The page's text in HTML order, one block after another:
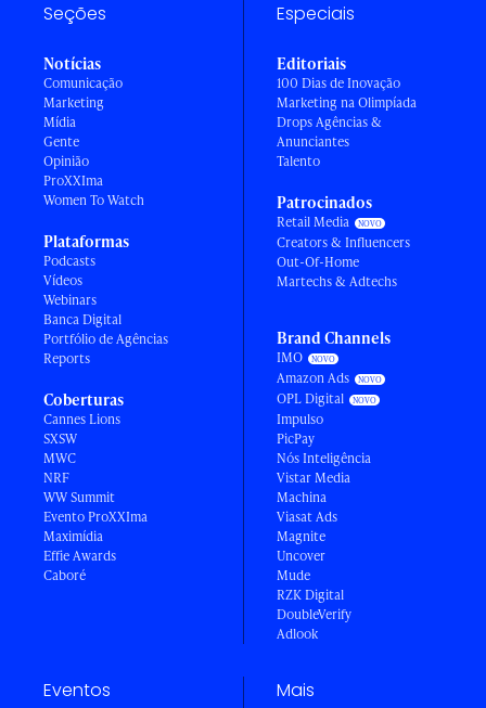
Seções
Notícias
Comunicação
Marketing
Mídia
Gente
Opinião
ProXXIma
Women To Watch
Plataformas
Podcasts
Vídeos
Webinars
Banca Digital
Portfólio de Agências
Reports
Coberturas
Cannes Lions
SXSW
MWC
NRF
WW Summit
Evento ProXXIma
Maximídia
Effie Awards
Caboré
Especiais
Editoriais
100 Dias de Inovação
Marketing na Olimpíada
Drops Agências &
Anunciantes
Talento
Patrocinados
Retail Media
Creators & Influencers
Out-Of-Home
Martechs & Adtechs
Brand Channels
IMO
Amazon Ads
OPL Digital
Impulso
PicPay
Nós Inteligência
Vistar Media
Machina
Viasat Ads
Magnite
Uncover
Mude
RZK Digital
DoubleVerify
Adlook
Eventos Mais